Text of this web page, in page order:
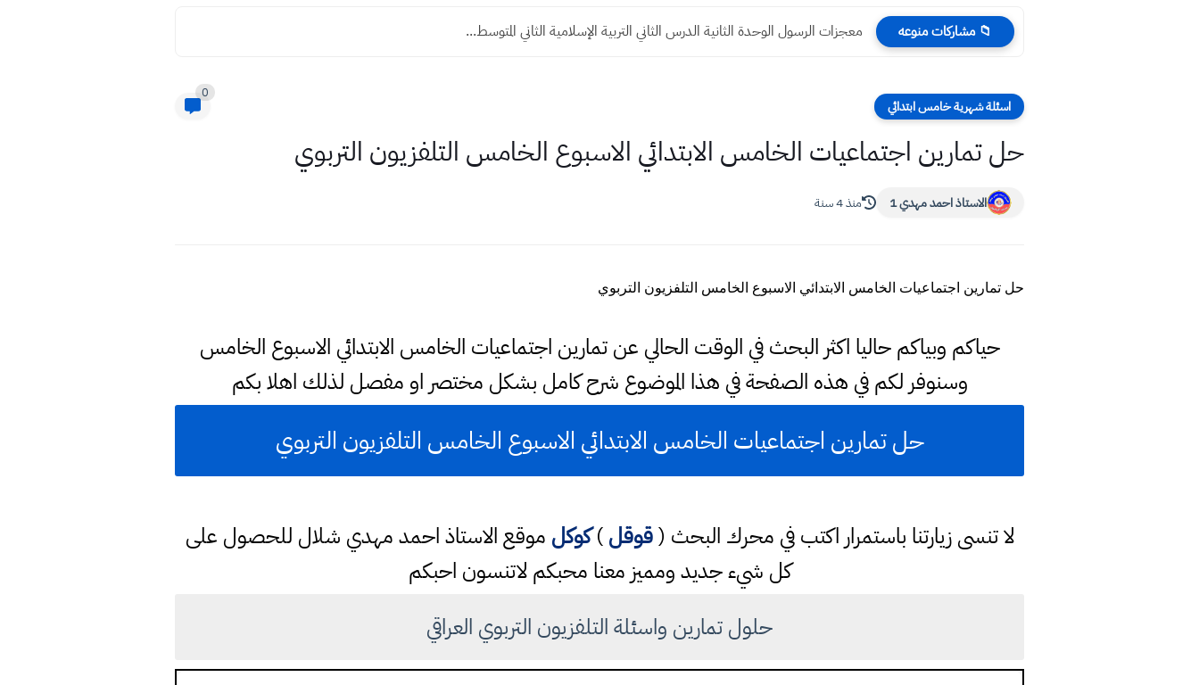
📁 مشاركات منوعه معجزات الرسول الوحدة الثانية الدرس الثاني التربية الإسلامية الثاني المتوسط...
اسئلة شهرية خامس ابتدائي
0
حل تمارين اجتماعيات الخامس الابتدائي الاسبوع الخامس التلفزيون التربوي
الاستاذ احمد مهدي 1 منذ 4 سنة
حل تمارين اجتماعيات الخامس الابتدائي الاسبوع الخامس التلفزيون التربوي
حياكم وبياكم حاليا اكثر البحث في الوقت الحالي عن تمارين اجتماعيات الخامس الابتدائي الاسبوع الخامس
وسنوفر لكم في هذه الصفحة في هذا الموضوع شرح كامل بشكل مختصر او مفصل لذلك اهلا بكم
حل تمارين اجتماعيات الخامس الابتدائي الاسبوع الخامس التلفزيون التربوي
لا تنسى زيارتنا باستمرار اكتب في محرك البحث (قوقل)كوكل موقع الاستاذ احمد مهدي شلال للحصول على
كل شيء جديد ومميز معنا محبكم لاتنسون احبكم
حلول تمارين واسئلة التلفزيون التربوي العراقي